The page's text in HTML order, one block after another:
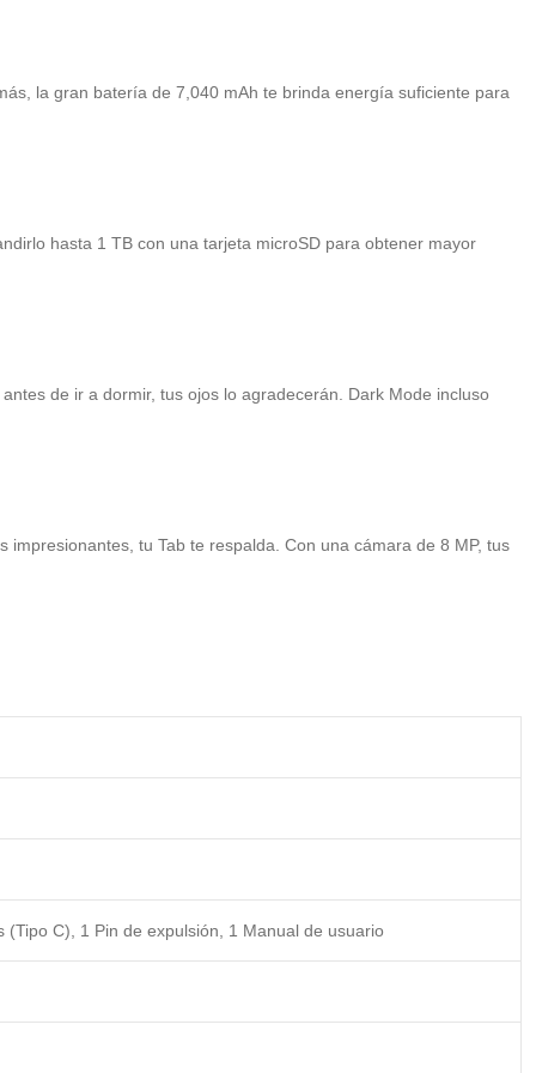
la gran batería de 7,040 mAh te brinda energía suficiente para
hasta 1 TB con una tarjeta microSD para obtener mayor
de ir a dormir, tus ojos lo agradecerán. Dark Mode incluso
tu Tab te respalda. Con una cámara de 8 MP, tus
C), 1 Pin de expulsión, 1 Manual de usuario